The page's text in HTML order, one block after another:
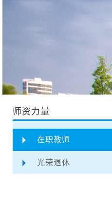
师资力量
在职教师
光荣退休